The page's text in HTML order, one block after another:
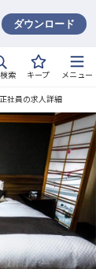
ダウンロード
索 キープ メニュー
社員の求人詳細